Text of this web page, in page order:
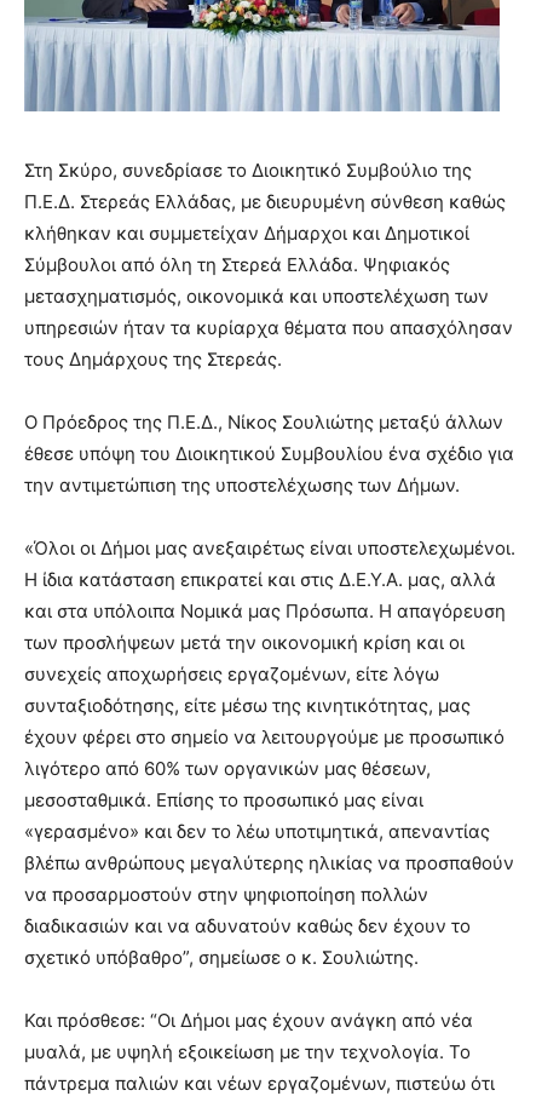
Στη Σκύρο, συνεδρίασε το Διοικητικό Συμβούλιο της
Π.Ε.Δ. Στερεάς Ελλάδας, με διευρυμένη σύνθεση καθώς
κλήθηκαν και συμμετείχαν Δήμαρχοι και Δημοτικοί
Σύμβουλοι από όλη τη Στερεά Ελλάδα. Ψηφιακός
μετασχηματισμός, οικονομικά και υποστελέχωση των
υπηρεσιών ήταν τα κυρίαρχα θέματα που απασχόλησαν
τους Δημάρχους της Στερεάς.
Ο Πρόεδρος της Π.Ε.Δ., Νίκος Σουλιώτης μεταξύ άλλων
έθεσε υπόψη του Διοικητικού Συμβουλίου ένα σχέδιο για
την αντιμετώπιση της υποστελέχωσης των Δήμων.
«Όλοι οι Δήμοι μας ανεξαιρέτως είναι υποστελεχωμένοι.
Η ίδια κατάσταση επικρατεί και στις Δ.Ε.Υ.Α. μας, αλλά
και στα υπόλοιπα Νομικά μας Πρόσωπα. Η απαγόρευση
των προσλήψεων μετά την οικονομική κρίση και οι
συνεχείς αποχωρήσεις εργαζομένων, είτε λόγω
συνταξιοδότησης, είτε μέσω της κινητικότητας, μας
έχουν φέρει στο σημείο να λειτουργούμε με προσωπικό
λιγότερο από 60% των οργανικών μας θέσεων,
μεσοσταθμικά. Επίσης το προσωπικό μας είναι
«γερασμένο» και δεν το λέω υποτιμητικά, απεναντίας
βλέπω ανθρώπους μεγαλύτερης ηλικίας να προσπαθούν
να προσαρμοστούν στην ψηφιοποίηση πολλών
διαδικασιών και να αδυνατούν καθώς δεν έχουν το
σχετικό υπόβαθρο”, σημείωσε ο κ. Σουλιώτης.
Και πρόσθεσε: “Οι Δήμοι μας έχουν ανάγκη από νέα
μυαλά, με υψηλή εξοικείωση με την τεχνολογία. Το
πάντρεμα παλιών και νέων εργαζομένων, πιστεύω ότι